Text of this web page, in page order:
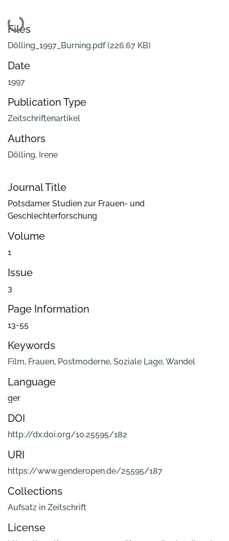
Loading...
Files
Dölling_1997_Burning.pdf(226.67 KB)
Date
1997
Publication Type
Zeitschriftenartikel
Authors
Dölling, Irene
Journal Title
Potsdamer Studien zur Frauen- und
Geschlechterforschung
Volume
1
Issue
3
Page Information
13-55
Keywords
Film, Frauen, Postmoderne, Soziale Lage,Wandel
Language
ger
DOI
http://dx.doi.org/10.25595/182
URI
https://www.genderopen.de/25595/187
Collections
Aufsatz in Zeitschrift
License